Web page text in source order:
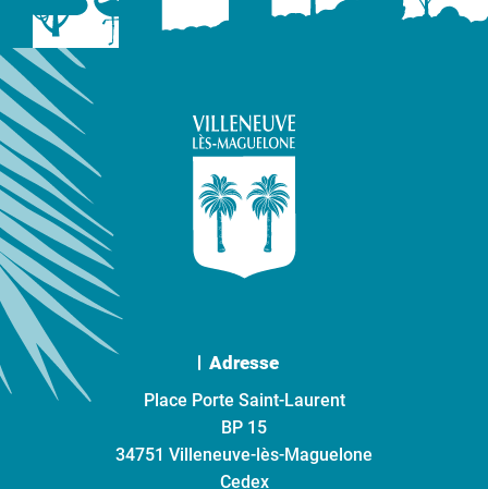
Adresse
Place Porte Saint-Laurent
BP 15
34751 Villeneuve-lès-Maguelone
Cedex